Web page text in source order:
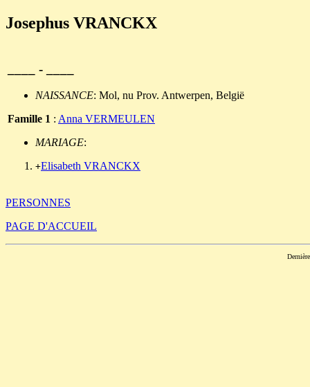
Josephus VRANCKX
____ - ____
NAISSANCE: Mol, nu Prov. Antwerpen, België
Famille 1 : Anna VERMEULEN
MARIAGE:
+Elisabeth VRANCKX
PERSONNES
PAGE D'ACCUEIL